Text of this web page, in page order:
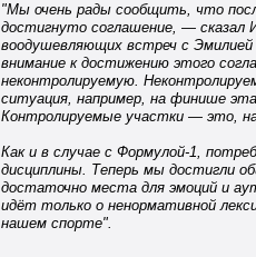
"Мы очень рады сообщить, что
достигнуто соглашение, —
воодушевляющих встреч с
внимание к достижению этого
неконтролируемую.
ситуация, например, на финише
Контролируемые участки — это,
Как и в случае с Формулой-1,
дисциплины. Теперь мы достигли
достаточно места для эмоций и
идёт только о ненормативной
нашем спорте".